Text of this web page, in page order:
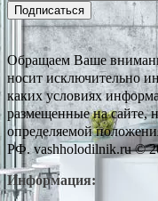
Подписаться
Обращаем Ваше
носит исключительно
каких условиях
размещенные на сайте,
определяемой
РФ. vashholodilnik.ru ©
Информация: